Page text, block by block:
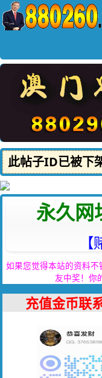
此帖子ID已被下
永久网
如果您觉得本站的资料
友中奖！你
充值金币联